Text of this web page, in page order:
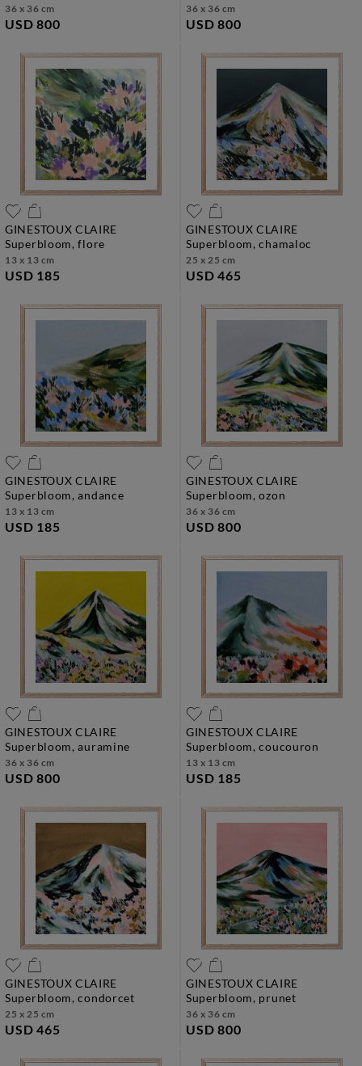
36 x 36 cm
USD 800
36 x 36 cm
USD 800
GINESTOUX CLAIRE
superbloom, flore
13 x 13 cm
USD 185
GINESTOUX CLAIRE
superbloom, chamaloc
25 x 25 cm
USD 465
GINESTOUX CLAIRE
superbloom, andance
13 x 13 cm
USD 185
GINESTOUX CLAIRE
superbloom, ozon
36 x 36 cm
USD 800
GINESTOUX CLAIRE
superbloom, auramine
36 x 36 cm
USD 800
GINESTOUX CLAIRE
superbloom, coucouron
13 x 13 cm
USD 185
GINESTOUX CLAIRE
superbloom, condorcet
25 x 25 cm
USD 465
GINESTOUX CLAIRE
superbloom, prunet
36 x 36 cm
USD 800